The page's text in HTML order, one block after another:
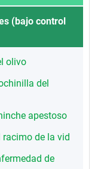
(bajo control
olivo
del
apestoso
de la vid
de